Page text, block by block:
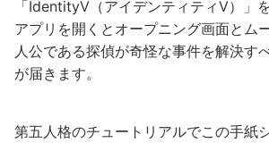
「IdentityⅤ（アイデンティティⅤ）」
アプリを開くとオープニング画面とム
人公である探偵が奇怪な事件を解決す
が届きます。
第五人格のチュートリアルでこの手紙